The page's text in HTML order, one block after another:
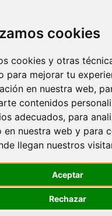
cookies
cookies y otras
para mejorar tu
en nuestra web,
contenidos
adecuados, para
en nuestra web y para
llegan nuestros
Aceptar
Rechazar